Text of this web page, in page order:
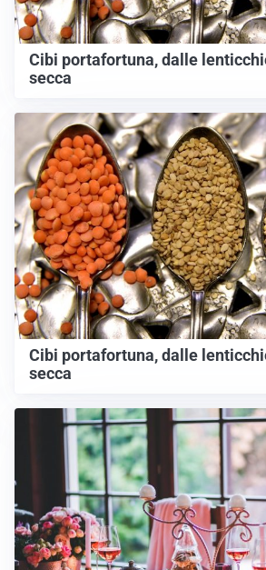
Cibi portafortuna, dalle
secca
Cibi portafortuna, dalle
secca